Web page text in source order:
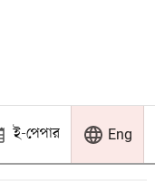
ই-পেপার Eng